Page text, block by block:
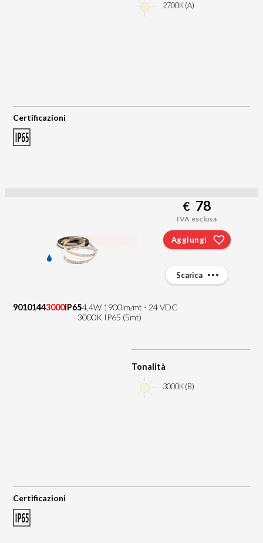
2700K (A)
Certificazioni
90101443000IP6514,4W 1900lm/mt - 24 VDC
3000K IP65 (5mt)
Tonalità
3000K (B)
Certificazioni
€ 78
IVA esclusa
Aggiungi
Scarica